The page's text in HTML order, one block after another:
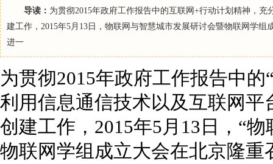
导读： 为贯彻2015年政府工作报告中的互联网+行动计划精神，
建工作，2015年5月13日，物联网与智慧城市发展研讨会暨物联网学
进一
为贯彻2015年政府工作报告中
利用信息通信技术以及互联网
创建工作，2015年5月13日，“
物联网学组成立大会在北京隆